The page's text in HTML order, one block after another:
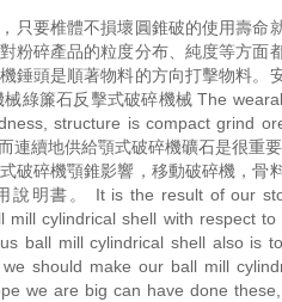
只要椎體不損壞圓錐破的使用壽命
粉碎產品的粒度分布、純度等方面
錘頭是順著物料的方向打擊物料。
綠簾石反擊式破碎機械 The
structure is compact grind
續地供給顎式破碎機礦石是很重要
碎機顎錐影響，移動破碎機，骨
明書。 It is the result of our
cylindrical shell with respect to
ball mill cylindrical shell also is
should make our ball mill
we are big can have done